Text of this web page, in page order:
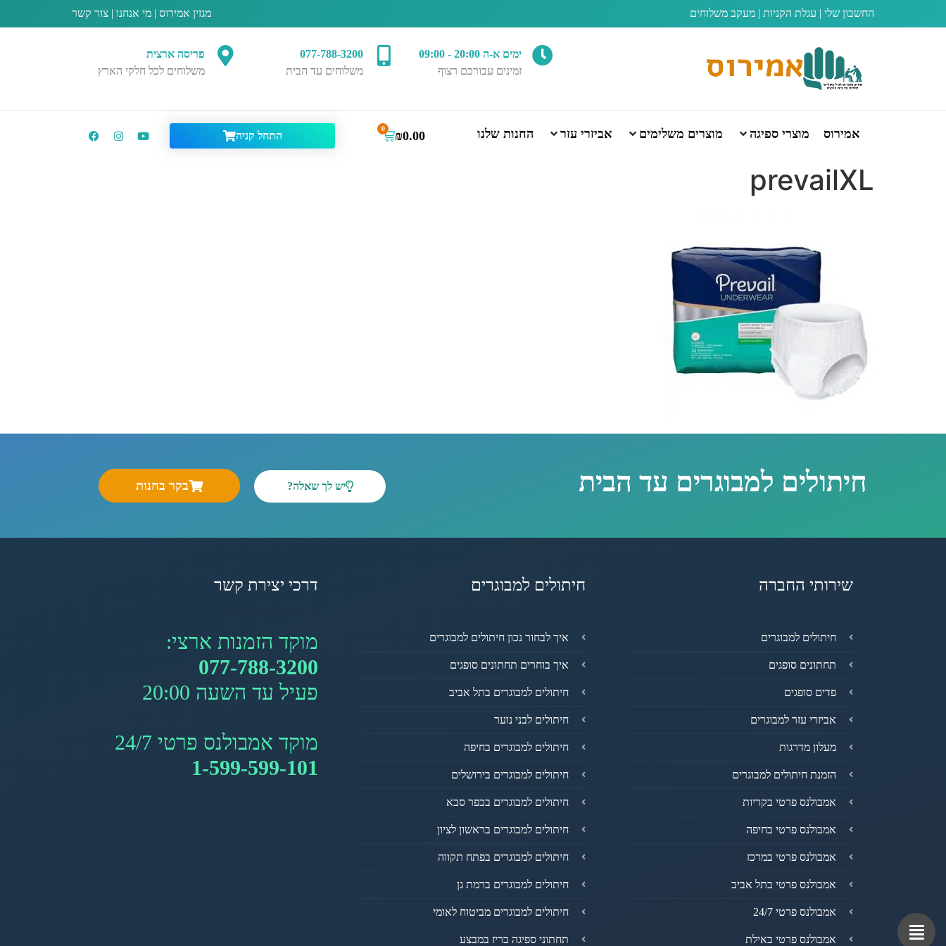
החשבון שלי | עגלת הקניות | מעקב משלוחים מגזין אמירוס | מי אנחנו | צור קשר
ימים א-ה 20:00 - 09:00
זמינים עבורכם רצוף
077-788-3200
משלוחים עד הבית
פריסה ארצית
משלוחים לכל חלקי הארץ
אמירוס מוצרי ספיגה מוצרים משלימים אביזרי עזר החנות שלנו ₪0.00
0
התחל קניה
prevailXL
חיתולים למבוגרים עד הבית יש לך שאלה? בקר בחנות
שירותי החברה
חיתולים למבוגרים
תחתונים סופגים
פדים סופגים
אביזרי עזר למבוגרים
מעלון מדרגות
הזמנת חיתולים למבוגרים
אמבולנס פרטי בקריות
אמבולנס פרטי בחיפה
אמבולנס פרטי במרכז
אמבולנס פרטי בתל אביב
אמבולנס פרטי 24/7
אמבולנס פרטי באילת
חיתולים למבוגרים
איך לבחור נכון חיתולים למבוגרים
איך בוחרים תחתונים סופגים
חיתולים למבוגרים בתל אביב
חיתולים לבני נוער
חיתולים למבוגרים בחיפה
חיתולים למבוגרים בירושלים
חיתולים למבוגרים בכפר סבא
חיתולים למבוגרים בראשון לציון
חיתולים למבוגרים בפתח תקווה
חיתולים למבוגרים ברמת גן
חיתולים למבוגרים מביטוח לאומי
תחתוני ספיגה בריז במבצע
דרכי יצירת קשר
מוקד הזמנות ארצי:
077-788-3200
פעיל עד השעה 20:00
מוקד אמבולנס פרטי 24/7
1-599-599-101